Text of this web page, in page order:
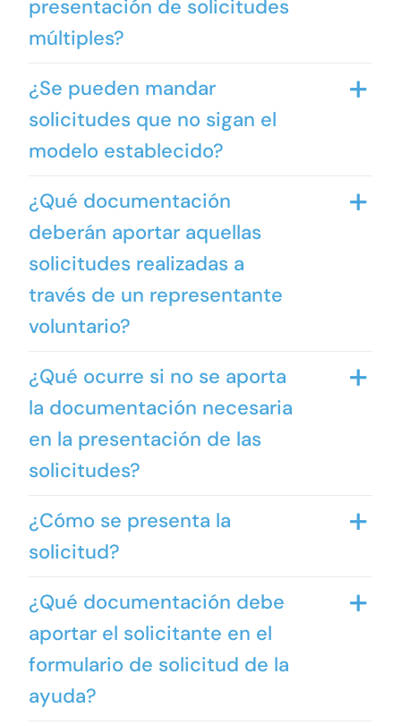
presentación de solicitudes
múltiples?
¿Se pueden mandar
solicitudes que no sigan el
modelo establecido?
¿Qué documentación
deberán aportar aquellas
solicitudes realizadas a
través de un representante
voluntario?
¿Qué ocurre si no se aporta
la documentación necesaria
en la presentación de las
solicitudes?
¿Cómo se presenta la
solicitud?
¿Qué documentación debe
aportar el solicitante en el
formulario de solicitud de la
ayuda?